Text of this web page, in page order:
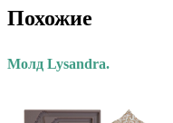
Похожие
Молд Lysandra.